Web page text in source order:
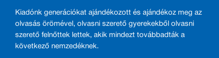
Kiadónk generációkat ajándékozott és ajándékoz meg az
olvasás örömével, olvasni szerető gyerekekből olvasni
szerető felnőttek lettek, akik mindezt továbbadták a
következő nemzedéknek.